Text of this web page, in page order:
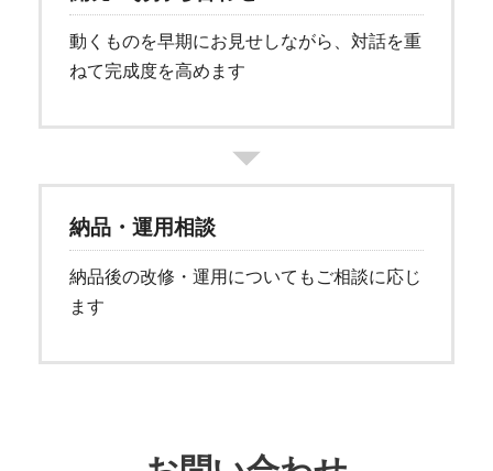
動くものを早期にお見せしながら、対話を重
ねて完成度を高めます
納品・運用相談
納品後の改修・運用についてもご相談に応じ
ます